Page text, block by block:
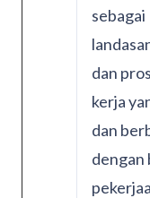
sebagai
dan
kerja
dan
dengan